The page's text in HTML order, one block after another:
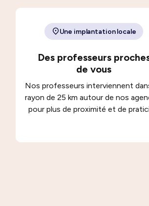
Une implantation locale
Des professeurs
de vous
Nos professeurs interviennent
rayon de 25 km autour de nos
pour plus de proximité et de